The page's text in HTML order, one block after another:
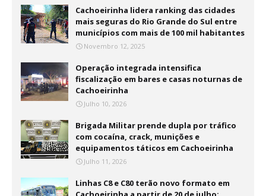
Cachoeirinha lidera ranking das cidades
mais seguras do Rio Grande do Sul entre
municípios com mais de 100 mil habitantes
Novembro 12, 2025
Operação integrada intensifica
fiscalização em bares e casas noturnas de
Cachoeirinha
Julho 10, 2026
Brigada Militar prende dupla por tráfico
com cocaína, crack, munições e
equipamentos táticos em Cachoeirinha
Julho 11, 2026
Linhas C8 e C80 terão novo formato em